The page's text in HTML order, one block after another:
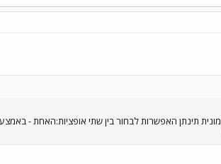
תינתן האפשרות לבחור בין שתי אופציות:האחת -